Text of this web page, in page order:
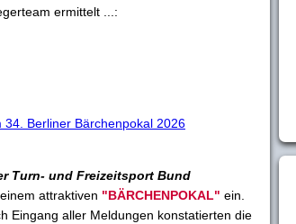
ermittelt ...:
34. Berliner Bärchenpokal 2026
Turn- und Freizeitsport Bund
attraktiven "BÄRCHENPOKAL" ein.
Eingang aller Meldungen konstatierten die